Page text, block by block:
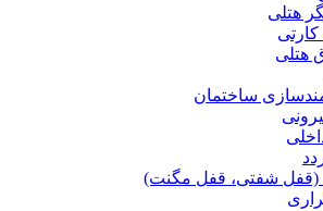
هتلی
هتلی
ساختمان
(قفل شفتی، قفل مگنت)